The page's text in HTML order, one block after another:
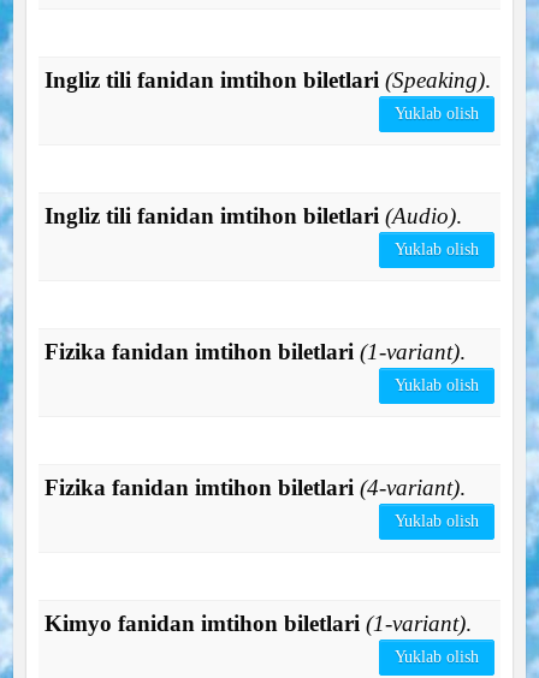
Ingliz tili fanidan imtihon biletlari (Speaking).
Yuklab olish
Ingliz tili fanidan imtihon biletlari (Audio).
Yuklab olish
Fizika fanidan imtihon biletlari (1-variant).
Yuklab olish
Fizika fanidan imtihon biletlari (4-variant).
Yuklab olish
Kimyo fanidan imtihon biletlari (1-variant).
Yuklab olish